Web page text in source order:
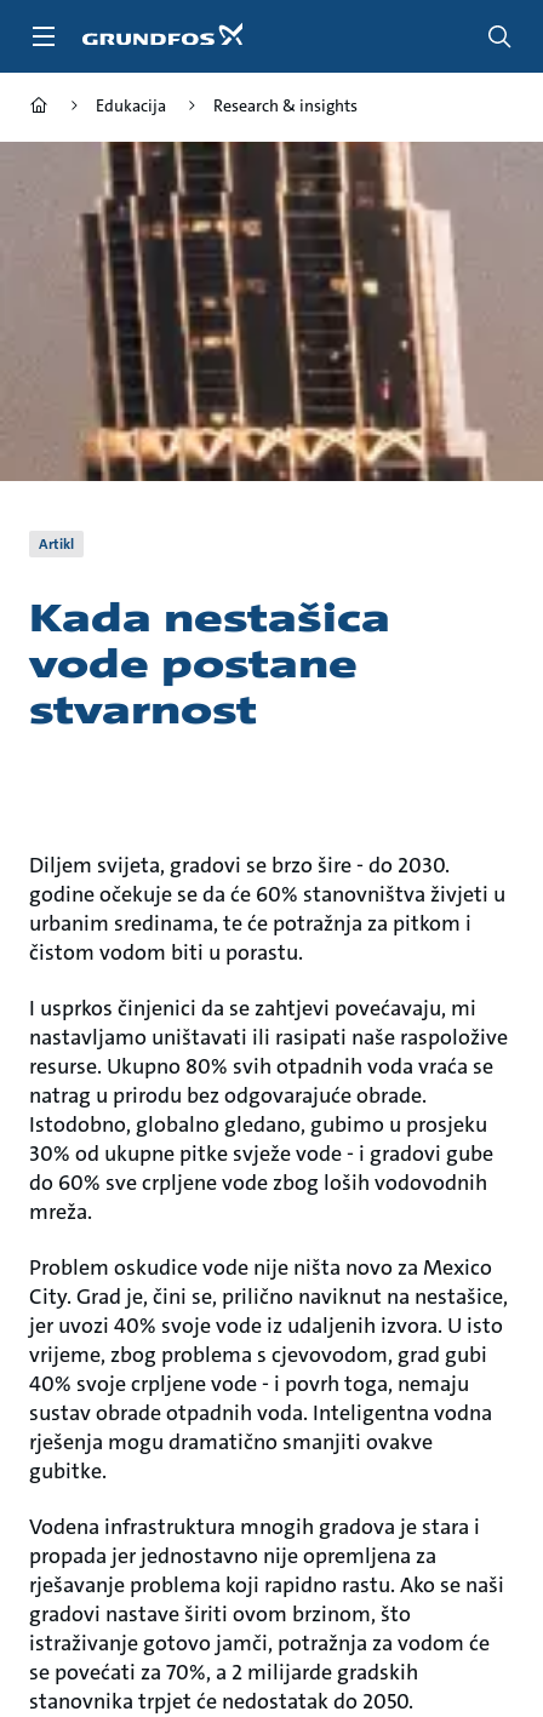
Edukacija Research & insights
Artikl
Kada nestašica
vode postane
stvarnost
Diljem svijeta, gradovi se brzo šire - do 2030.
godine očekuje se da će 60% stanovništva živjeti u
urbanim sredinama, te će potražnja za pitkom i
čistom vodom biti u porastu.
I usprkos činjenici da se zahtjevi povećavaju, mi
nastavljamo uništavati ili rasipati naše raspoložive
resurse. Ukupno 80% svih otpadnih voda vraća se
natrag u prirodu bez odgovarajuće obrade.
Istodobno, globalno gledano, gubimo u prosjeku
30% od ukupne pitke svježe vode - i gradovi gube
do 60% sve crpljene vode zbog loših vodovodnih
mreža.
Problem oskudice vode nije ništa novo za Mexico
City. Grad je, čini se, prilično naviknut na nestašice,
jer uvozi 40% svoje vode iz udaljenih izvora. U isto
vrijeme, zbog problema s cjevovodom, grad gubi
40% svoje crpljene vode - i povrh toga, nemaju
sustav obrade otpadnih voda. Inteligentna vodna
rješenja mogu dramatično smanjiti ovakve
gubitke.
Vodena infrastruktura mnogih gradova je stara i
propada jer jednostavno nije opremljena za
rješavanje problema koji rapidno rastu. Ako se naši
gradovi nastave širiti ovom brzinom, što
istraživanje gotovo jamči, potražnja za vodom će
se povećati za 70%, a 2 milijarde gradskih
stanovnika trpjet će nedostatak do 2050.